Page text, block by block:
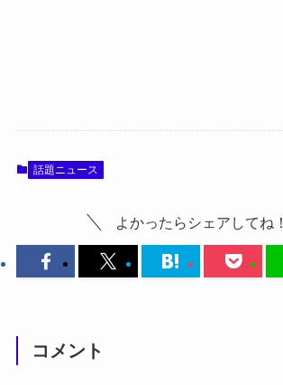
話題ニュース
よかったらシェアしてね！
コメント